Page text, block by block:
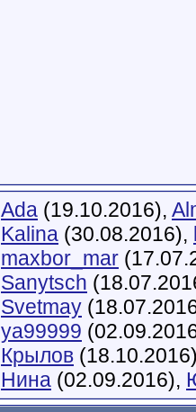
Ada (19.10.2016),
Kalina (30.08.2016),
maxbor_mar
Sanytsch
Svetmay
ya99999
Крылов
Нина (02.09.2016),